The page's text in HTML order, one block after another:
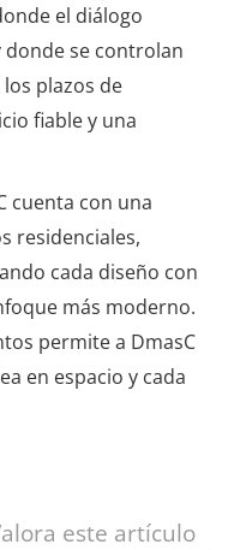
el diálogo
donde se controlan
plazos de
fiable y una
cuenta con una
residenciales,
cada diseño con
más moderno.
permite a DmasC
en espacio y cada
este artículo